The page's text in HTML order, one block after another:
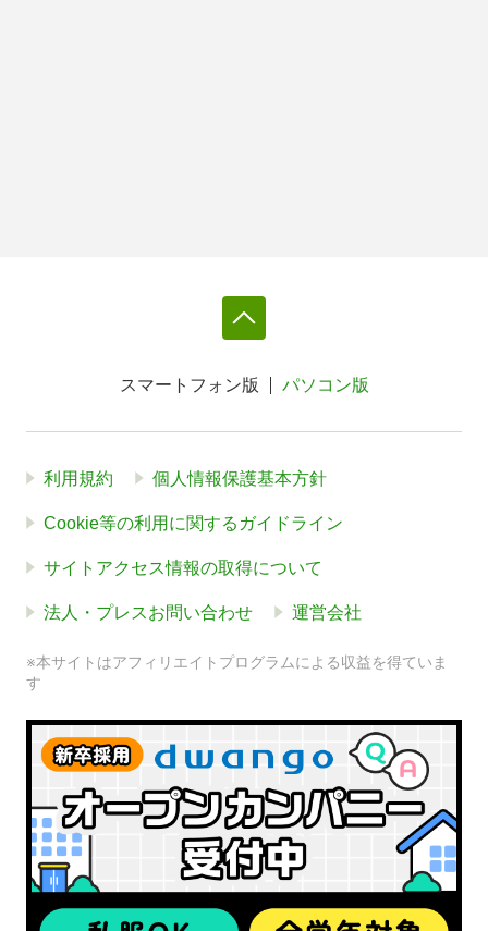
スマートフォン版 パソコン版
利用規約 個人情報保護基本方針
Cookie等の利用に関するガイドライン
サイトアクセス情報の取得について
法人・プレスお問い合わせ 運営会社
※本サイトはアフィリエイトプログラムによる収益を得ていま
す